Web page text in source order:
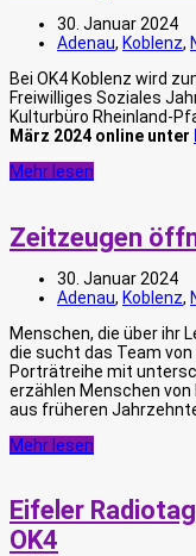
30. Januar 2024
Adenau, Koblenz,
Bei OK4 Koblenz wird
Freiwilliges Soziales
Kulturbüro Rheinland-
März 2024 online unter
Mehr lesen
Zeitzeugen
30. Januar 2024
Adenau, Koblenz,
Menschen, die über ihr
die sucht das Team von
Porträtreihe mit
erzählen Menschen
aus früheren
Mehr lesen
Eifeler
OK4